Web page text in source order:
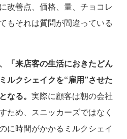
改善点、価格、量、チョコレ
もそれは質問が間違っている
「来店客の生活におきたどん
ルクシェイクを“雇用”させた
なる。 実際に顧客は朝の会社
ため、スニッカーズではなく
に時間がかかるミルクシェイ